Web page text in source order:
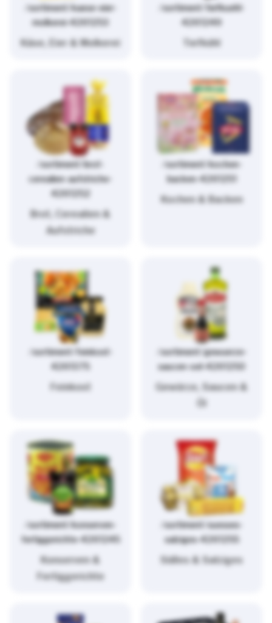
/sortiment/kaese-eier-
molkerei-4261253
Käse, Eier & Molkerei
/sortiment/tiefkuehl-
4261249
Tiefkühl
/sortiment/brot-
cerealien-aufstriche-
4261252
Brot, Cerealien &
Aufstriche
/sortiment/kochen-
backen-4261251
Kochen & Backen
/sortiment/feinkost-
4261375
Feinkost
/sortiment/gewuerze-
saucen-oel-4261250
Gewürze, Saucen &
Öl
/sortiment/konserven-
fertiggerichte-4261245
Konserven &
Fertiggerichte
/sortiment/suesses-
salziges-4261255
Süßes & Salziges